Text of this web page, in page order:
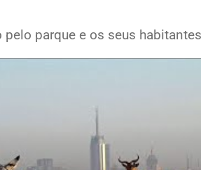
pelo parque e os seus